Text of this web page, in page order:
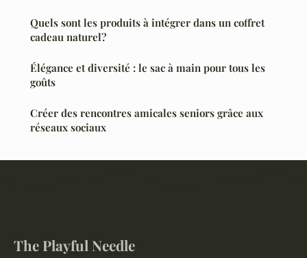
Quels sont les produits à intégrer dans un coffret
cadeau naturel?
Élégance et diversité : le sac à main pour tous les
goûts
Créer des rencontres amicales seniors grâce aux
réseaux sociaux
The Playful Needle